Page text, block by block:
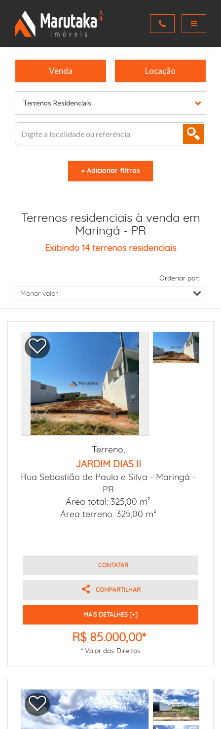
Terrenos Residenciais
Venda Locação
+ Adicionar filtros
Terrenos residenciais à venda em
Maringá - PR
Exibindo 14 terrenos residenciais
Ordenar por:
Terreno,
JARDIM DIAS II
Rua Sebastião de Paula e Silva - Maringá -
PR
Área total: 325,00 m²
Área terreno: 325,00 m²
CONTATAR
COMPARTILHAR
MAIS DETALHES [+]
R$ 85.000,00*
* Valor dos Direitos